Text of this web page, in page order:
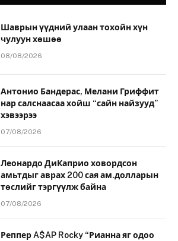
Шаврын үүдний улаан тохойн хүн
чулуун хөшөө
08/08/2026
Антонио Бандерас, Мелани Гриффит
нар салснаасаа хойш “сайн найзууд”
хэвээрээ
07/08/2026
Леонардо ДиКаприо ховордсон
амьтдыг аврах 200 сая ам.долларын
төслийг тэргүүлж байна
07/08/2026
Реппер A$AP Rocky “Рианна яг одоо